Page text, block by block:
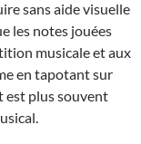
sans aide visuelle
les notes jouées
musicale et aux
en tapotant sur
est plus souvent